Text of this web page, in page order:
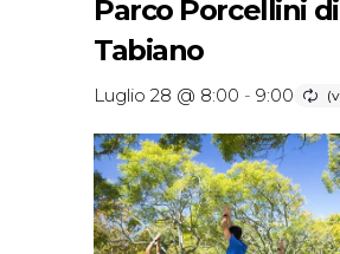
Parco Porcellini di
Tabiano
Luglio 28 @ 8:00 - 9:00